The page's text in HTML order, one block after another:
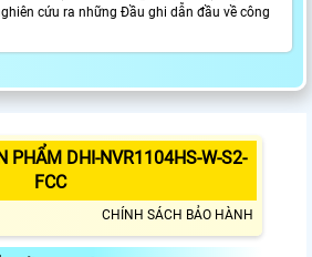
cứu ra những Đầu ghi dẫn đầu về công
PHẨM DHI-NVR1104HS-W-S2-
FCC
CHÍNH SÁCH BẢO HÀNH